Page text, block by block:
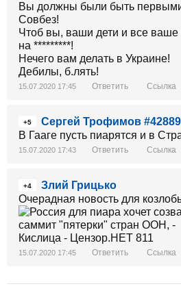
Вы должны были быть
Совбез!
Чтоб вы, ваши дети и все ваше
на *********!
Нечего вам делать в Украине!
Дебилы, б.лять!
15.07.2020 17:45 Ответить Ссылка
+5
Сергей Трофимов
В Гааге пусть пиарятся и в
15.07.2020 17:43 Ответить Ссылка
+4
Злий Грицько
Очерадная новость для
15.07.2020 17:45 Ответить Ссылка